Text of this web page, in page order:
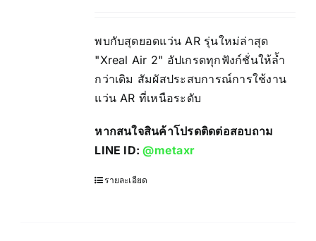
พบกับสุดยอดแว่น AR รุ่นใหม่ล่าสุด
"Xreal Air 2" อัปเกรดทุกฟังก์ชั่นให้ล้ำ
กว่าเดิม สัมผัสประสบการณ์การใช้งาน
แว่น AR ที่เหนือระดับ
หากสนใจสินค้าโปรดติดต่อสอบถาม
LINE ID:@metaxr
รายละเอียด